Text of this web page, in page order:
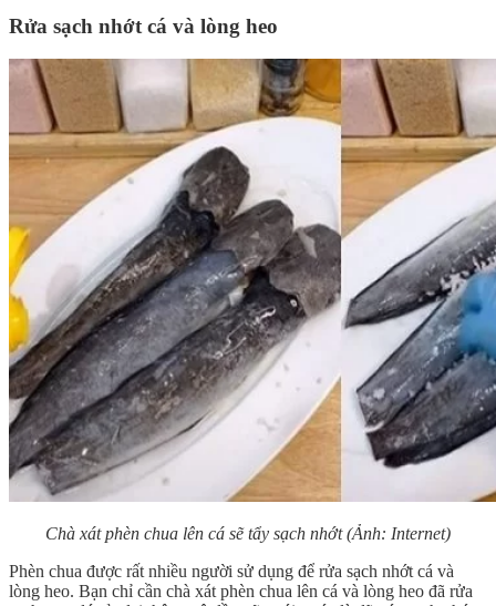
Rửa sạch nhớt cá và lòng heo
Chà xát phèn chua lên cá sẽ tẩy sạch nhớt (Ảnh: Internet)
Phèn chua được rất nhiều người sử dụng để rửa sạch nhớt cá và
lòng heo. Bạn chỉ cần chà xát phèn chua lên cá và lòng heo đã rửa